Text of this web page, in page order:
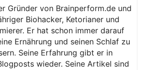
Gründer von Brainperform.de und
Biohacker, Ketorianer und
Er hat schon immer darauf
Ernährung und seinen Schlaf zu
Seine Erfahrung gibt er in
wieder. Seine Artikel sind